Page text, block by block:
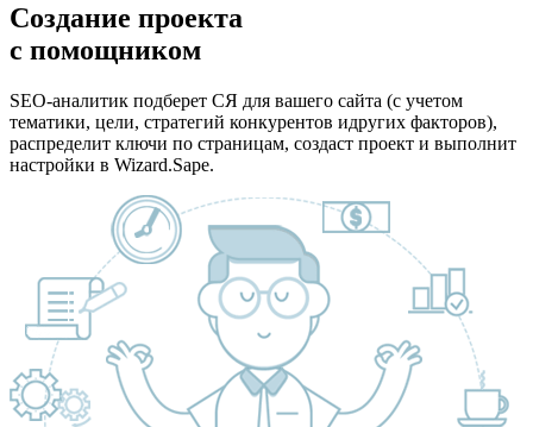
Создание проекта
с помощником
SEO-аналитик подберет СЯ для вашего сайта (с учетом
тематики, цели, стратегий конкурентов идругих факторов),
распределит ключи по страницам, создаст проект и выполнит
настройки в Wizard.Sape.